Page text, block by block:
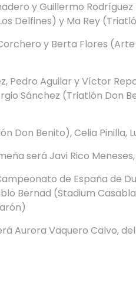
y Guillermo
Delfines) y Ma Rey
y Berta Flores
Pedro Aguilar y Víctor
Sánchez (Triatlón Don
Don Benito), Celia
será Javi Rico
de España de
Bernad (Stadium
Aurora Vaquero Calvo,